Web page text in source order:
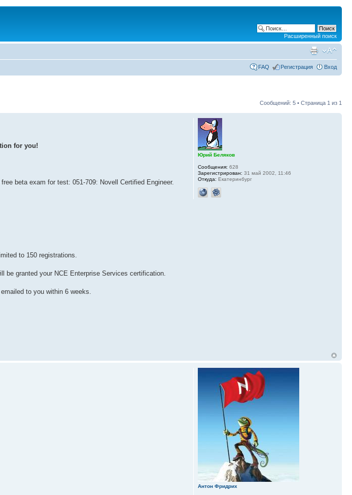
Расширенный поиск
FAQ Регистрация Вход
Сообщений: 5 • Страница 1 из 1
for you!
beta exam for test: 051-709: Novell Certified Engineer.
to 150 registrations.
be granted your NCE Enterprise Services certification.
to you within 6 weeks.
Юрий Беляков
Сообщения: 628
Зарегистрирован: 31 май 2002, 11:46
Откуда: Екатеринбург
Антон Фридрих